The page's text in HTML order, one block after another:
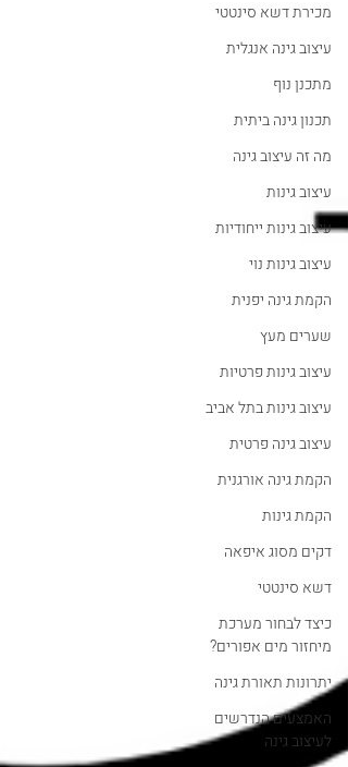
מכירת דשא סינטטי
עיצוב גינה אנגלית
מתכנן נוף
תכנון גינה ביתית
מה זה עיצוב גינה
עיצוב גינות
עיצוב גינות ייחודיות
עיצוב גינות נוי
הקמת גינה יפנית
שערים מעץ
עיצוב גינות פרטיות
עיצוב גינות בתל אביב
עיצוב גינה פרטית
הקמת גינה אורגנית
הקמת גינות
דקים מסוג איפאה
דשא סינטטי
כיצד לבחור מערכת
מיחזור מים אפורים?
יתרונות תאורת גינה
האמצעים הנדרשים
לעיצוב גינה